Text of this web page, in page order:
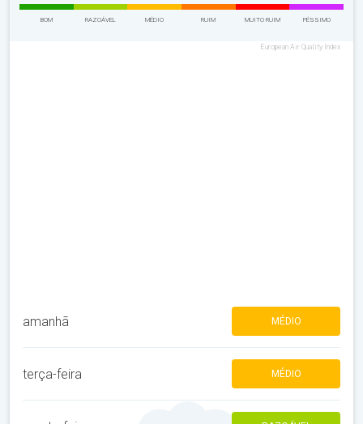
BOM RAZOÁVEL MÉDIO RUIM MUITO RUIM PÉSSIMO
European Air Quality Index
amanhã MÉDIO
terça-feira MÉDIO